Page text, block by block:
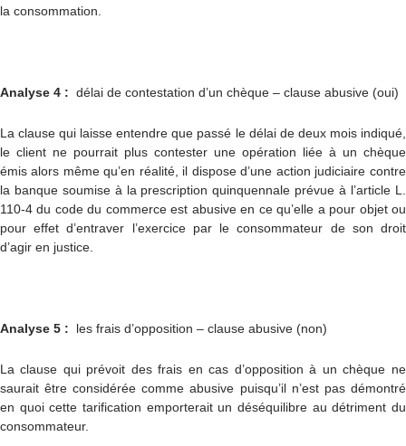
la consommation.
Analyse 4 : délai de contestation d’un chèque – clause abusive (oui)
La clause qui laisse entendre que passé le délai de deux mois indiqué,
le client ne pourrait plus contester une opération liée à un chèque
émis alors même qu’en réalité, il dispose d’une action judiciaire contre
la banque soumise à la prescription quinquennale prévue à l’article L.
110-4 du code du commerce est abusive en ce qu’elle a pour objet ou
pour effet d’entraver l’exercice par le consommateur de son droit
d’agir en justice.
Analyse 5 : les frais d’opposition – clause abusive (non)
La clause qui prévoit des frais en cas d’opposition à un chèque ne
saurait être considérée comme abusive puisqu’il n’est pas démontré
en quoi cette tarification emporterait un déséquilibre au détriment du
consommateur.